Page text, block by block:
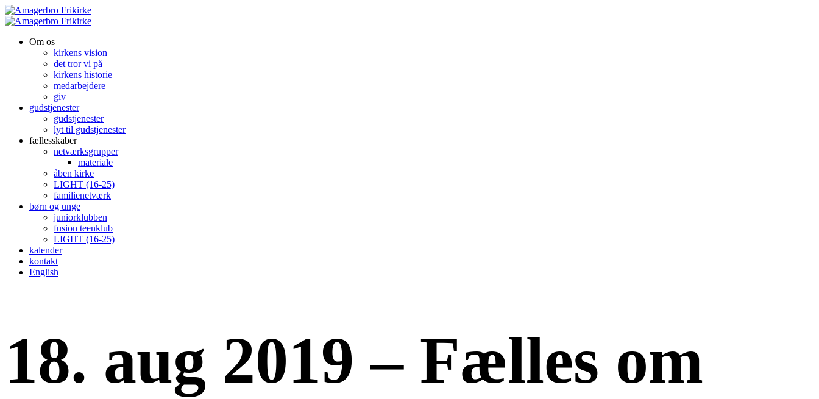
Om os
kirkens vision
det tror vi på
kirkens historie
medarbejdere
giv
gudstjenester
gudstjenester
lyt til gudstjenester
fællesskaber
netværksgrupper
materiale
åben kirke
LIGHT (16-25)
familienetværk
børn og unge
juniorklubben
fusion teenklub
LIGHT (16-25)
kalender
kontakt
English
18. aug 2019 – Fælles om